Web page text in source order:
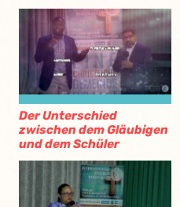
Der Unterschied
zwischen dem Gläubigen
und dem Schüler